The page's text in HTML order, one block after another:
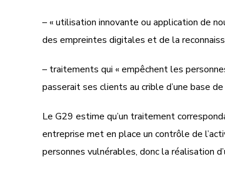
– « utilisation innovante ou application de
des empreintes digitales et de la
– traitements qui « empêchent les
passerait ses clients au crible d’une base
Le G29 estime qu’un traitement
entreprise met en place un contrôle de
personnes vulnérables, donc la réalisation